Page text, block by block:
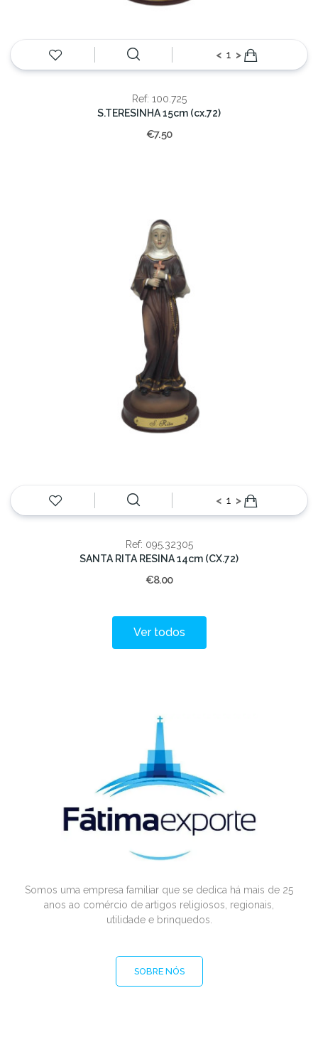
< >
Ref: 100.725
S.TERESINHA 15cm (cx.72)
€7.50
< >
Ref: 095.32305
SANTA RITA RESINA 14cm (CX.72)
€8.00
Ver todos
Somos uma empresa familiar que se dedica há mais de 25
anos ao comércio de artigos religiosos, regionais,
utilidade e brinquedos.
SOBRE NÓS